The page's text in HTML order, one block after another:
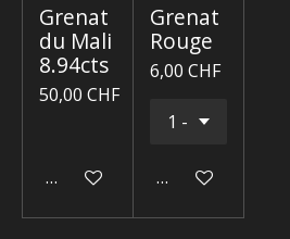
Grenat
du Mali
8.94cts
50,00 CHF
Ajouter au panier
Grenat
Rouge
6,00 CHF
Ajouter au panier